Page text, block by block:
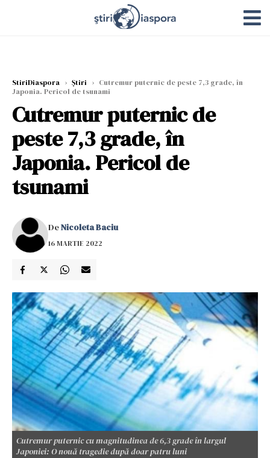
StiriDiaspora › Știri › Cutremur puternic de peste 7,3 grade, în
Japonia. Pericol de tsunami
Cutremur puternic de
peste 7,3 grade, în
Japonia. Pericol de
tsunami
DeNicoleta Baciu
16 MARTIE 2022
Cutremur puternic cu magnitudinea de 6,3 grade în largul
Japoniei: O nouă tragedie după doar patru luni